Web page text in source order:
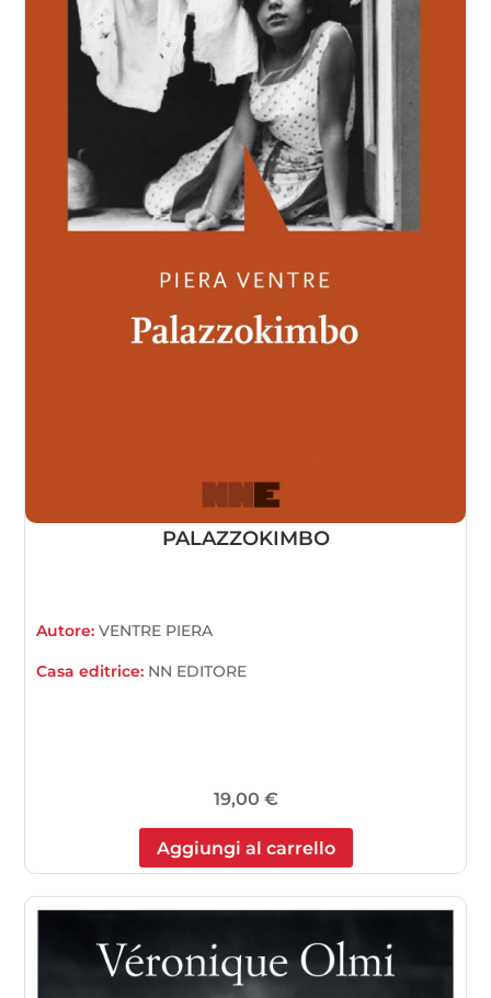
PALAZZOKIMBO
Autore:VENTRE PIERA
Casa editrice: NN EDITORE
19,00 €
Aggiungi al carrello